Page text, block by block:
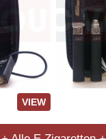
VIEW